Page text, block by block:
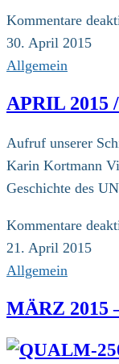
Kommentare
30. April 2015
Allgemein
APRIL 2015
Aufruf unserer
Karin Kortmann
Geschichte des
Kommentare
21. April 2015
Allgemein
MÄRZ